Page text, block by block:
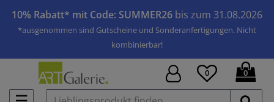
10% Rabatt* mit Code: SUMMER26 bis zum 31.08.2026
*ausgenommen sind Gutscheine und Sonderanfertigungen. Nicht
kombinierbar!
0 0